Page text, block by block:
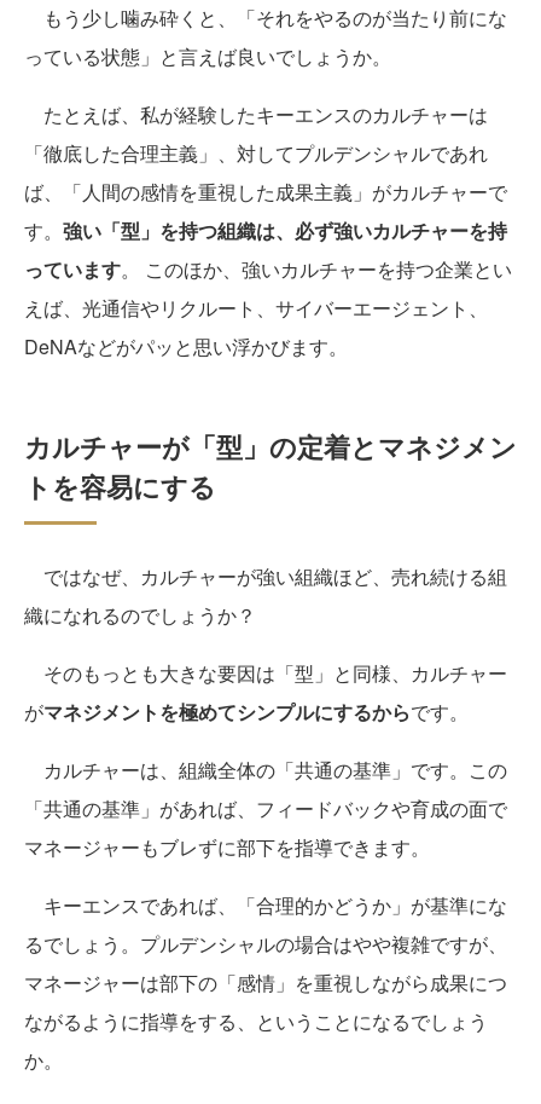
もう少し噛み砕くと、「それをやるのが当たり前にな
っている状態」と言えば良いでしょうか。
たとえば、私が経験したキーエンスのカルチャーは
「徹底した合理主義」、対してプルデンシャルであれ
ば、「人間の感情を重視した成果主義」がカルチャーで
す。 強い「型」を持つ組織は、必ず強いカルチャーを持
っています。 このほか、強いカルチャーを持つ企業とい
えば、光通信やリクルート、サイバーエージェント、
DeNAなどがパッと思い浮かびます。
カルチャーが「型」の定着とマネジメン
トを容易にする
ではなぜ、カルチャーが強い組織ほど、売れ続ける組
織になれるのでしょうか？
そのもっとも大きな要因は「型」と同様、カルチャー
がマネジメントを極めてシンプルにするからです。
カルチャーは、組織全体の「共通の基準」です。この
「共通の基準」があれば、フィードバックや育成の面で
マネージャーもブレずに部下を指導できます。
キーエンスであれば、「合理的かどうか」が基準にな
るでしょう。プルデンシャルの場合はやや複雑ですが、
マネージャーは部下の「感情」を重視しながら成果につ
ながるように指導をする、ということになるでしょう
か。